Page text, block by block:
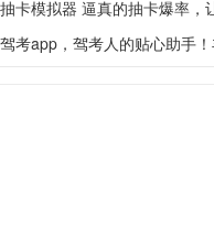
模拟器 逼真的抽卡爆率，让用户能够感受与游戏同款
，驾考人的贴心助手！丰富驾考知识资源，涵盖科